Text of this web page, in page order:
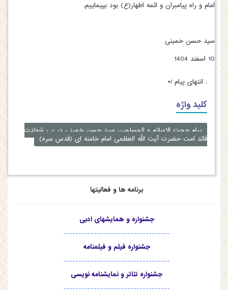
امام و راه پیامبران و ائمه اطهار(ع) بود بپیماییم.
سید حسن خمینی
10 اسفند 1404
. انتهای پیام /*
کلید واژه
پیام حجت الاسلام و المسلمین سید حسن خمینی در پی شهادت
قائد امت حضرت آیت الله العظمی امام خامنه ای (قدس سره)
برنامه ها و فعالیتها
جشنواره و همایشهای ادبی
-----------------------------------
جشنواره فیلم و فیلمنامه
-----------------------------------
جشنواره تئاتر و نمایشنامه نویسی